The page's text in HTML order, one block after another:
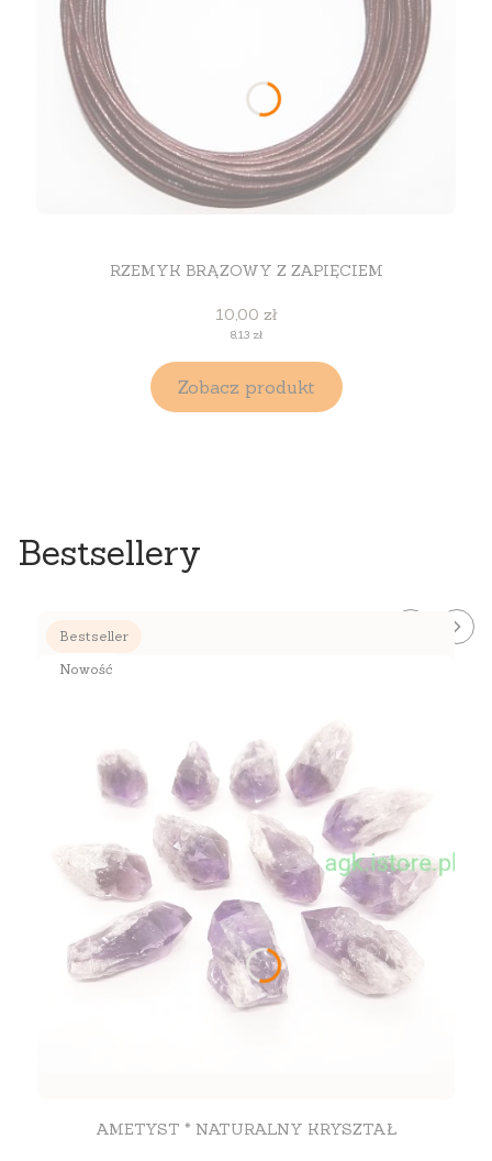
RZEMYK BRĄZOWY Z ZAPIĘCIEM
Cena
10,00 zł
Cena
8,13 zł
Zobacz produkt
Bestsellery
Bestseller
Nowość
AMETYST * NATURALNY KRYSZTAŁ